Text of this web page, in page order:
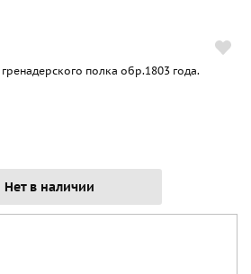
полка обр.1803 года.
Нет в наличии